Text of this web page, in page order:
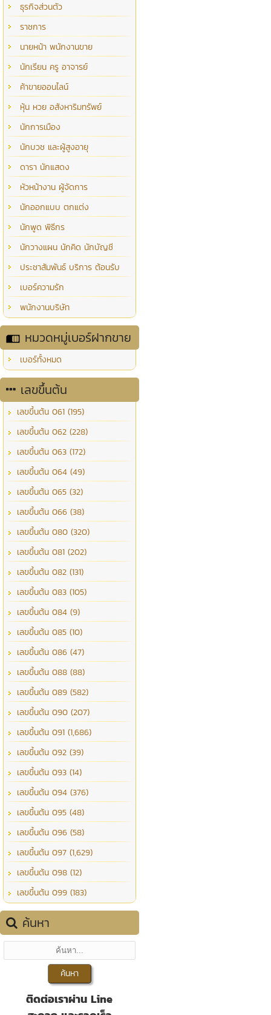
ธุรกิจส่วนตัว
ราชการ
นายหน้า พนักงานขาย
นักเรียน ครู อาจารย์
ค้าขายออนไลน์
หุ้น หวย อสังหาริมทรัพย์
นักการเมือง
นักบวช และผู้สูงอายุ
ดารา นักแสดง
หัวหน้างาน ผู้จัดการ
นักออกแบบ ตกแต่ง
นักพูด พิธีกร
นักวางแผน นักคิด นักบัญชี
ประชาสัมพันธ์ บริการ ต้อนรับ
เบอร์ความรัก
พนักงานบริษัท
หมวดหมู่เบอร์ฝากขาย
เบอร์ทั้งหมด
เลขขึ้นต้น
เลขขึ้นต้น 061 (195)
เลขขึ้นต้น 062 (228)
เลขขึ้นต้น 063 (172)
เลขขึ้นต้น 064 (49)
เลขขึ้นต้น 065 (32)
เลขขึ้นต้น 066 (38)
เลขขึ้นต้น 080 (320)
เลขขึ้นต้น 081 (202)
เลขขึ้นต้น 082 (131)
เลขขึ้นต้น 083 (105)
เลขขึ้นต้น 084 (9)
เลขขึ้นต้น 085 (10)
เลขขึ้นต้น 086 (47)
เลขขึ้นต้น 088 (88)
เลขขึ้นต้น 089 (582)
เลขขึ้นต้น 090 (207)
เลขขึ้นต้น 091 (1,686)
เลขขึ้นต้น 092 (39)
เลขขึ้นต้น 093 (14)
เลขขึ้นต้น 094 (376)
เลขขึ้นต้น 095 (48)
เลขขึ้นต้น 096 (58)
เลขขึ้นต้น 097 (1,629)
เลขขึ้นต้น 098 (12)
เลขขึ้นต้น 099 (183)
ค้นหา
ติดต่อเราผ่าน Line